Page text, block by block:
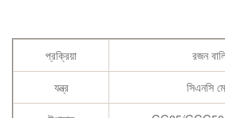
প্রক্রিয়া
রজন
যন্ত্র
সিএনসি